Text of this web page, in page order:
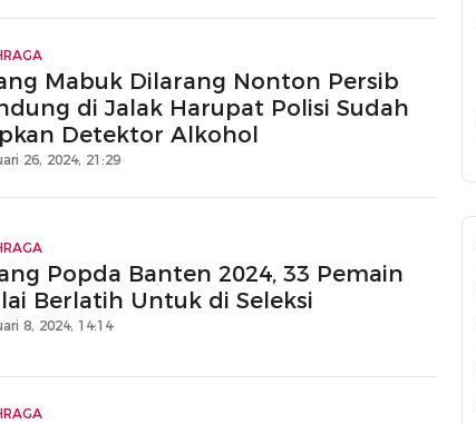
Mabuk Dilarang Nonton Persib
di Jalak Harupat Polisi Sudah
Detektor Alkohol
26, 2024, 21:29
Popda Banten 2024, 33 Pemain
Berlatih Untuk di Seleksi
8, 2024, 14:14